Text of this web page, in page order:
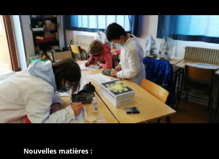
Nouvelles matières :